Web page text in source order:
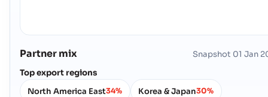
รหัสพอร์ต :DKNEX
Nyborg
ที่อยู่ :
Nyborg (DKNBG), Denmark, Europe
Partner mix Snapshot 01 Jan
Top export regions
North America East34% Korea & Japan30%